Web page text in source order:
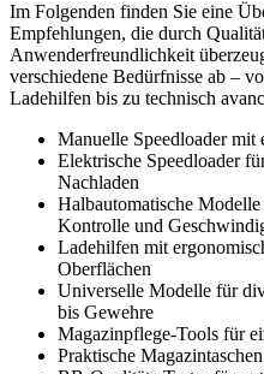
Im Folgenden finden Sie eine
Empfehlungen, die durch
Anwenderfreundlichkeit
verschiedene Bedürfnisse ab –
Ladehilfen bis zu technisch
Manuelle Speedloader mit
Elektrische Speedloader
Nachladen
Halbautomatische
Kontrolle und
Ladehilfen mit
Oberflächen
Universelle Modelle für
bis Gewehre
Magazinpflege-Tools für
Praktische